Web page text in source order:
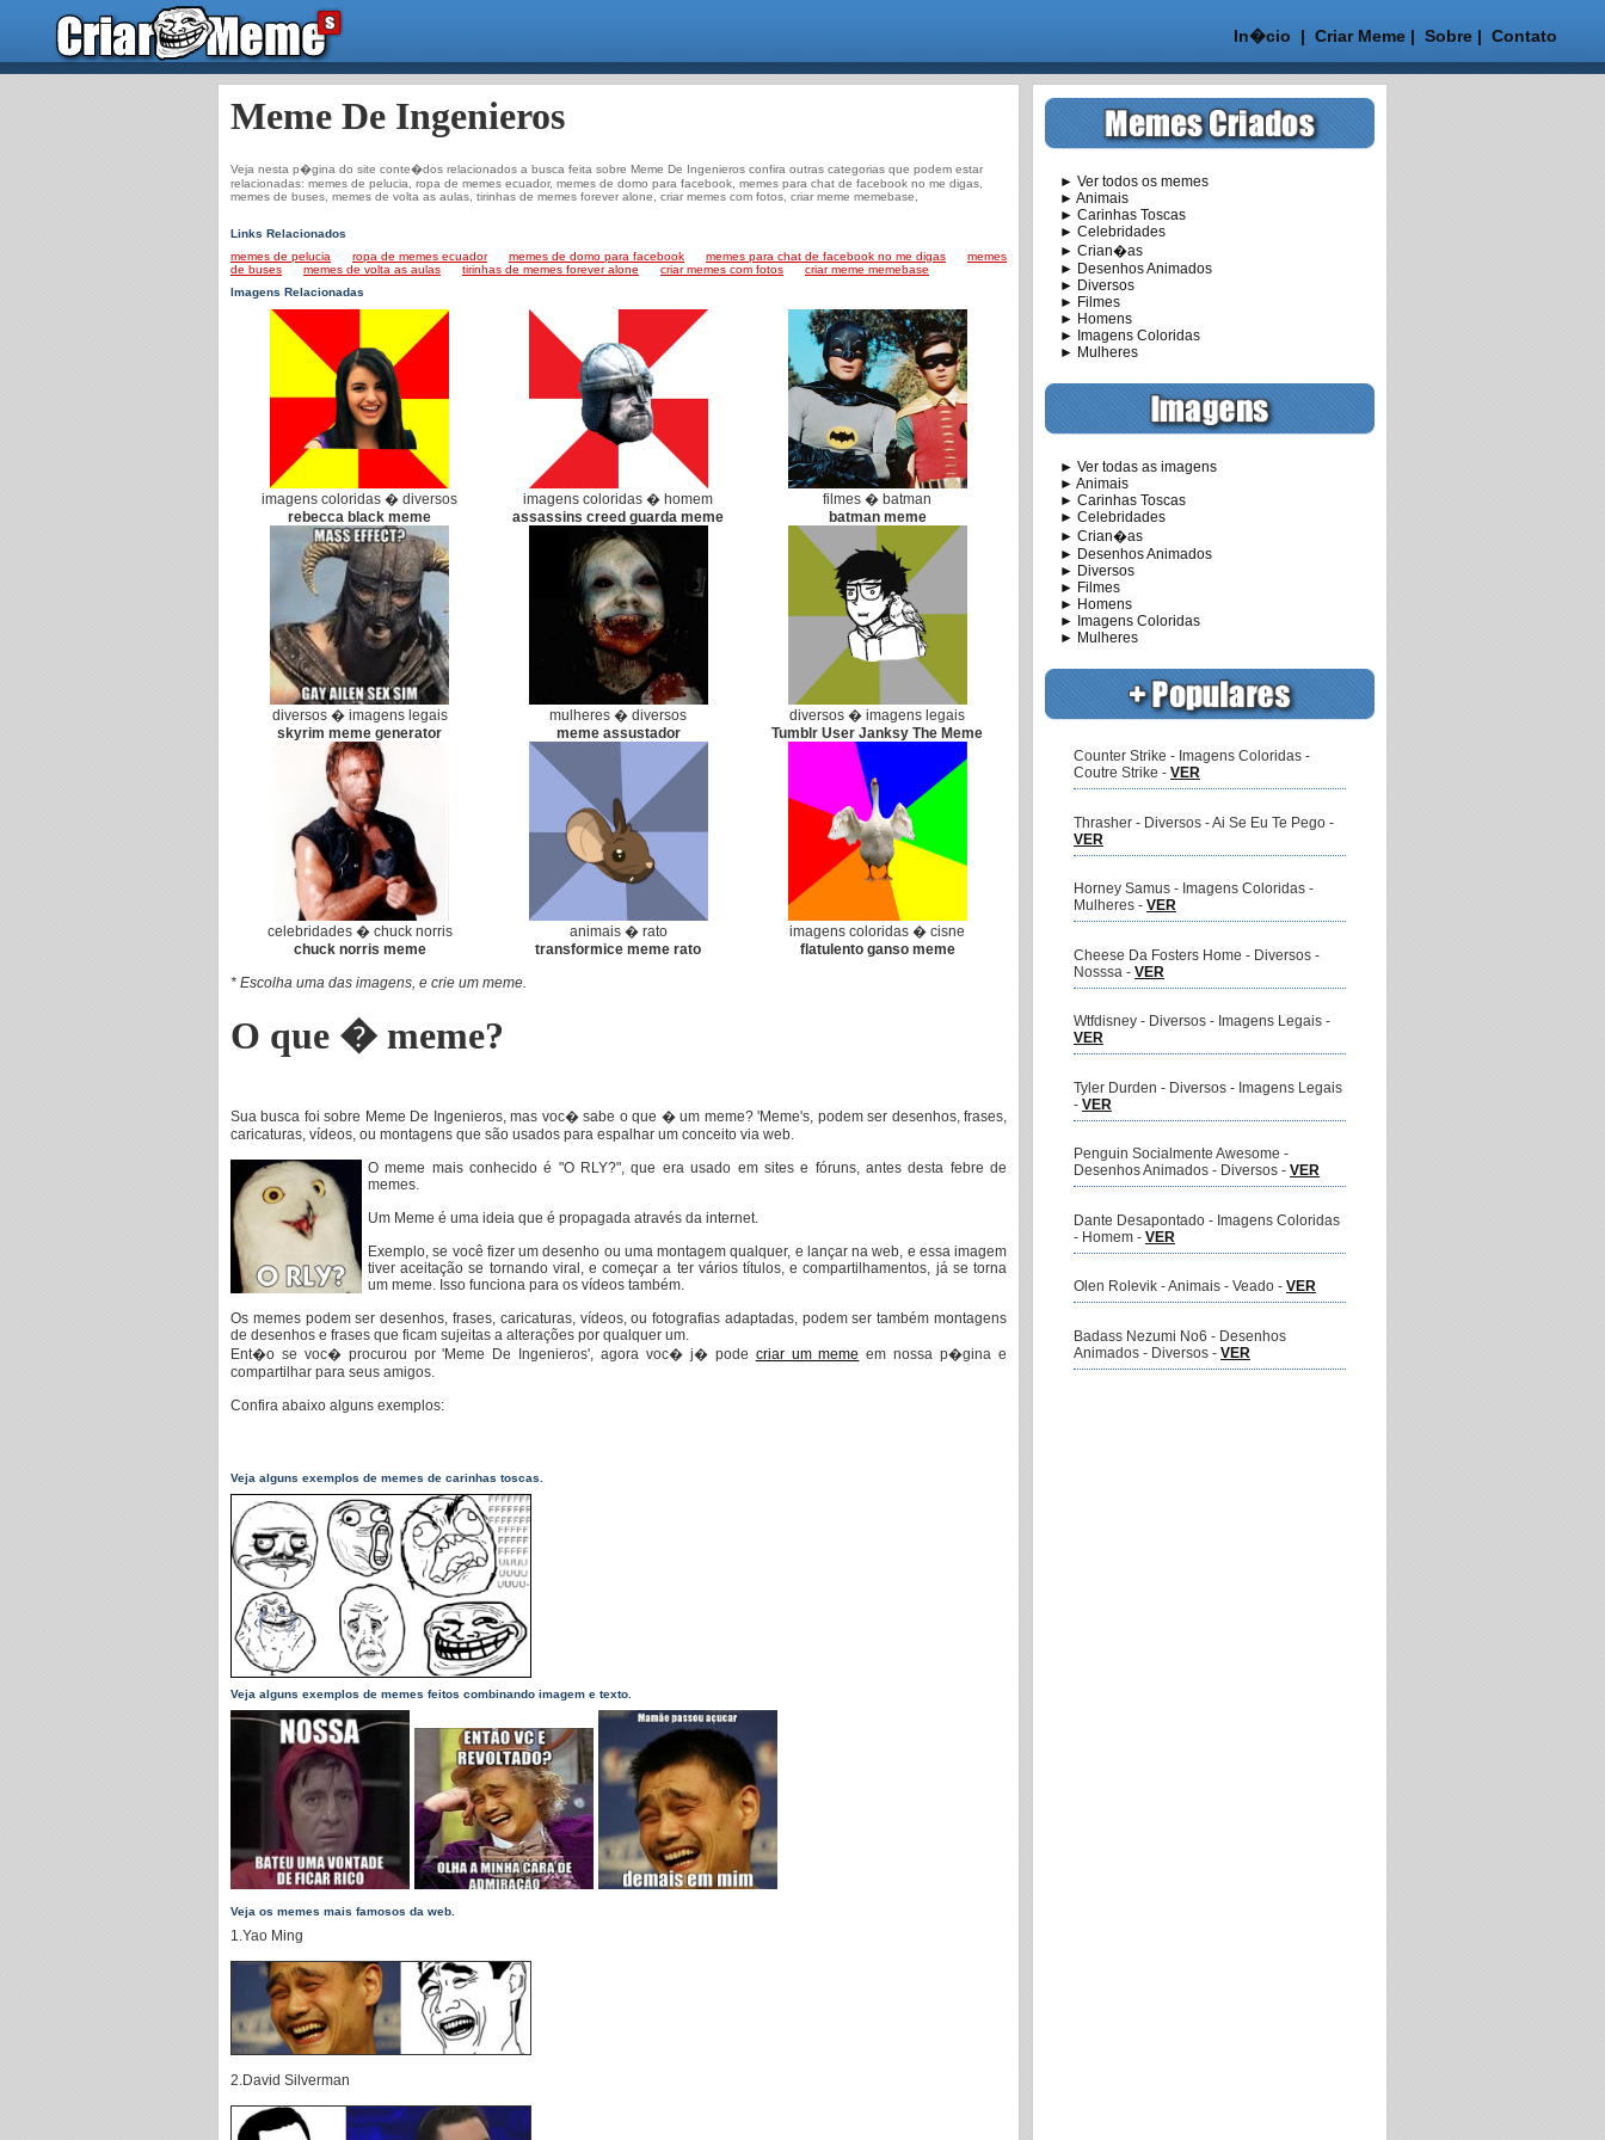
In�cio | Criar Meme| Sobre| Contato
Meme De Ingenieros
Veja nesta p�gina do site conte�dos relacionados a busca feita sobre Meme De Ingenieros confira outras categorias que podem estar
relacionadas: memes de pelucia, ropa de memes ecuador, memes de domo para facebook, memes para chat de facebook no me digas,
memes de buses, memes de volta as aulas, tirinhas de memes forever alone, criar memes com fotos, criar meme memebase,
Links Relacionados
memes de pelucia
ropa de memes ecuador memes de domo para facebook memes para chat de facebook no me digas
memes
de buses
memes de volta as aulas tirinhas de memes forever alone criar memes com fotos
criar meme memebase
Imagens Relacionadas
imagens coloridas � diversos
rebecca black meme
imagens coloridas � homem
assassins creed guarda meme
filmes � batman
batman meme
diversos � imagens legais
skyrim meme generator
mulheres � diversos
meme assustador
diversos � imagens legais
Tumblr User Janksy The Meme
celebridades � chuck norris
chuck norris meme
animais � rato
transformice meme rato
imagens coloridas � cisne
flatulento ganso meme
* Escolha uma das imagens, e crie um meme.
O que � meme?
Sua busca foi sobre Meme De Ingenieros, mas voc� sabe o que � um meme? 'Meme's, podem ser desenhos, frases,
caricaturas, vídeos, ou montagens que são usados para espalhar um conceito via web.
O meme mais conhecido é "O RLY?", que era usado em sites e fóruns, antes desta febre de
memes.
Um Meme é uma ideia que é propagada através da internet.
Exemplo, se você fizer um desenho ou uma montagem qualquer, e lançar na web, e essa imagem
tiver aceitação se tornando viral, e começar a ter vários títulos, e compartilhamentos, já se torna
um meme. Isso funciona para os vídeos também.
Os memes podem ser desenhos, frases, caricaturas, vídeos, ou fotografias adaptadas, podem ser também montagens
de desenhos e frases que ficam sujeitas a alterações por qualquer um.
Ent�o se voc� procurou por 'Meme De Ingenieros', agora voc� j� pode criar um meme em nossa p�gina e
compartilhar para seus amigos.
Confira abaixo alguns exemplos:
Veja alguns exemplos de memes de carinhas toscas.
Veja alguns exemplos de memes feitos combinando imagem e texto.
Veja os memes mais famosos da web.
1.Yao Ming
2.David Silverman
► Ver todos os memes
► Animais
► Carinhas Toscas
► Celebridades
► Crian�as
► Desenhos Animados
► Diversos
► Filmes
► Homens
► Imagens Coloridas
► Mulheres
► Ver todas as imagens
► Animais
► Carinhas Toscas
► Celebridades
► Crian�as
► Desenhos Animados
► Diversos
► Filmes
► Homens
► Imagens Coloridas
► Mulheres
Counter Strike - Imagens Coloridas -
Coutre Strike - VER
Thrasher - Diversos - Ai Se Eu Te Pego -
VER
Horney Samus - Imagens Coloridas -
Mulheres - VER
Cheese Da Fosters Home - Diversos -
Nosssa - VER
Wtfdisney - Diversos - Imagens Legais -
VER
Tyler Durden - Diversos - Imagens Legais
- VER
Penguin Socialmente Awesome -
Desenhos Animados - Diversos - VER
Dante Desapontado - Imagens Coloridas
- Homem - VER
Olen Rolevik - Animais - Veado - VER
Badass Nezumi No6 - Desenhos
Animados - Diversos - VER